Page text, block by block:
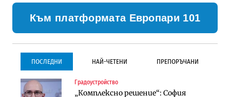
Към платформата Европари 101
ПОСЛЕДНИ НАЙ-ЧЕТЕНИ ПРЕПОРЪЧАНИ
Градоустройство
„Комплексно решение“: София
Градоустройство
Столична община избра
Инфраструктура
Проектирането на тунела под